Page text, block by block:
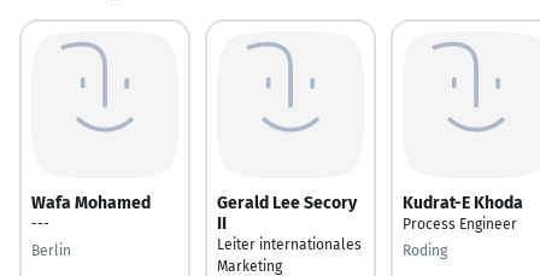
Wafa Mohamed
---
Berlin
Gerald Lee Secory
II
Leiter internationales
Marketing
Kudrat-E Khoda
Process Engineer
Roding